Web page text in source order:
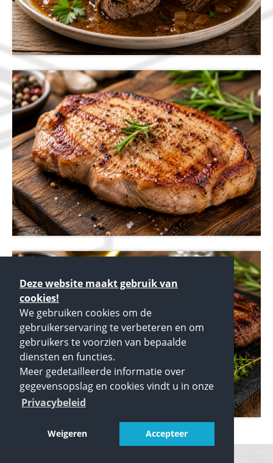
Deze website maakt gebruik van
cookies!
We gebruiken cookies om de
gebruikerservaring te verbeteren en om
gebruikers te voorzien van bepaalde
diensten en functies.
Meer gedetailleerde informatie over
gegevensopslag en cookies vindt u in onze
Privacybeleid
Weigeren Accepteer